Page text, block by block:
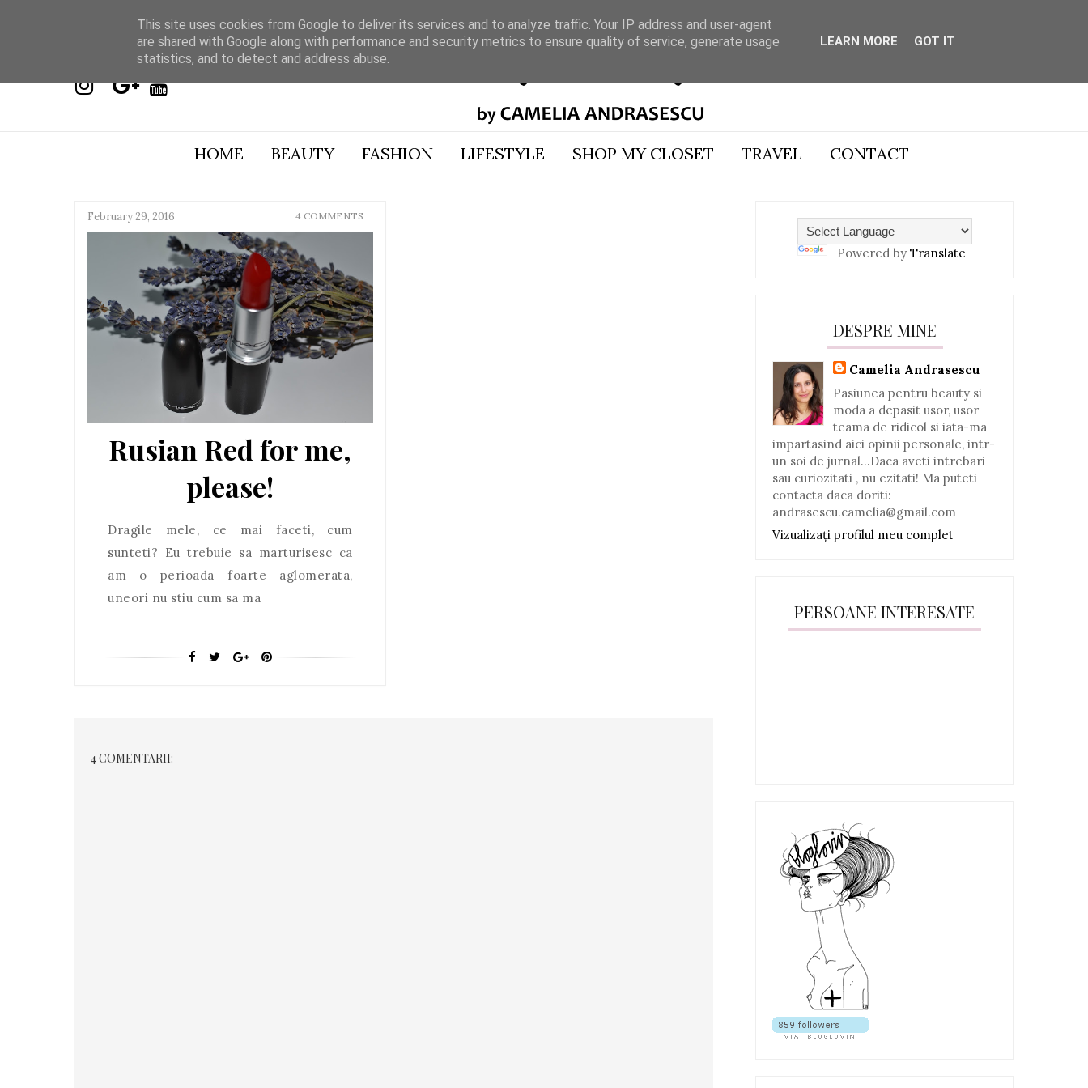
HOME BEAUTY FASHION LIFESTYLE SHOP MY CLOSET TRAVEL CONTACT
February 29, 2016 4 COMMENTS
Rusian Red for me,
please!
Dragile mele, ce mai faceti, cum
sunteti? Eu trebuie sa marturisesc ca
am o perioada foarte aglomerata,
uneori nu stiu cum sa ma
4 COMENTARII:
Powered by Translate
DESPRE MINE
Camelia Andrasescu
Pasiunea pentru beauty si
moda a depasit usor, usor
teama de ridicol si iata-ma
impartasind aici opinii personale, intr-
un soi de jurnal...Daca aveti intrebari
sau curiozitati , nu ezitati! Ma puteti
contacta daca doriti:
andrasescu.camelia@gmail.com
Vizualizați profilul meu complet
PERSOANE INTERESATE
This site uses cookies from Google to deliver its services and to analyze traffic. Your IP address and user-agent
are shared with Google along with performance and security metrics to ensure quality of service, generate usage
statistics, and to detect and address abuse.
LEARN MORE GOT IT